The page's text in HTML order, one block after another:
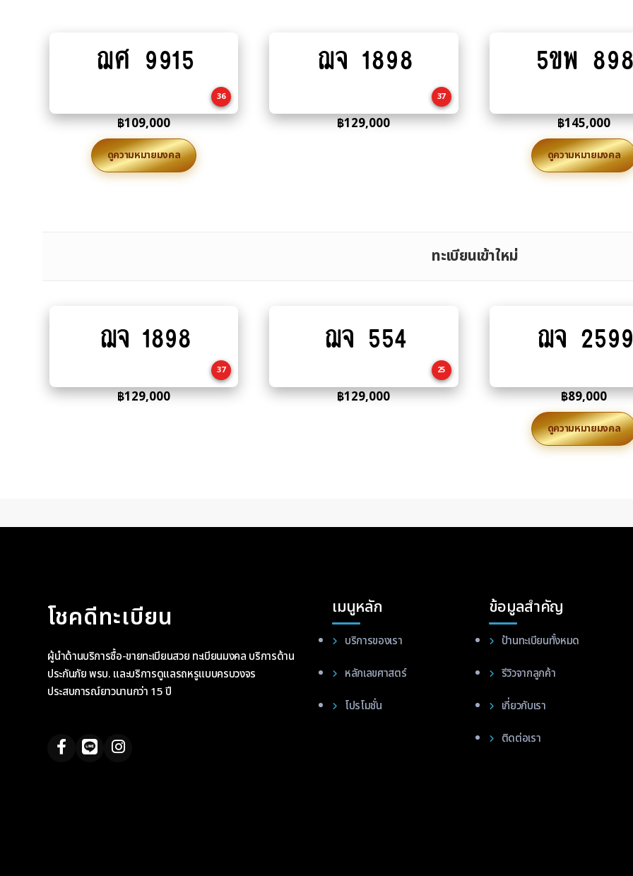
Add
to
ฌศ 9915
36
฿109,000
ดูความหมายมงคล
Add
to
ฌจ 1898
37
฿129,000
Add
to
5ขพ 898
฿145,000
ดูความหมายมงคล
ทะเบียนเข้าใหม่
to
ฌจ 1898
37
฿129,000
to
ฌจ 554
25
฿129,000
to
ฌจ 2599
฿89,000
ดูความหมายมงคล
โชคดีทะเบียน
ผู้นำด้านบริการซื้อ-ขายทะเบียนสวย ทะเบียนมงคล บริการด้าน
ประกันภัย พรบ. และบริการดูแลรถหรูแบบครบวงจร
ประสบการณ์ยาวนานกว่า 15 ปี
เมนูหลัก
บริการของเรา
หลักเลขศาสตร์
โปรโมชั่น
ข้อมูลสำคัญ
ป้านทะเบียนทั้งหมด
รีวิวจากลูกค้า
เกี่ยวกับเรา
ติดต่อเรา